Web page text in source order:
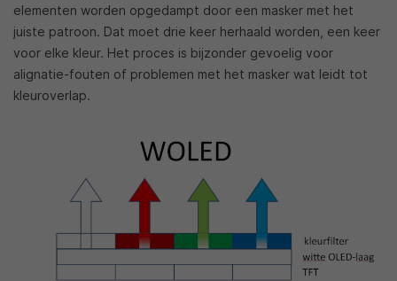
elementen worden opgedampt door een masker met het
juiste patroon. Dat moet drie keer herhaald worden, een keer
voor elke kleur. Het proces is bijzonder gevoelig voor
alignatie-fouten of problemen met het masker wat leidt tot
kleuroverlap.